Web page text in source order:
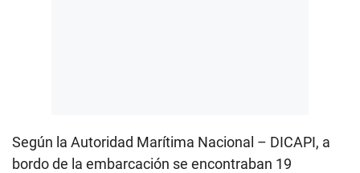
Según la Autoridad Marítima Nacional – DICAPI, a
bordo de la embarcación se encontraban 19